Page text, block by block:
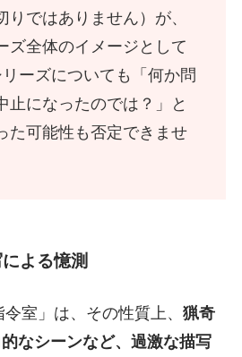
りではありません）が、
ズ全体のイメージとして
ーズについても「何か問
止になったのでは？」と
た可能性も否定できませ
よる憶測
室」は、その性質上、 猟奇
なシーンなど、過激な描写